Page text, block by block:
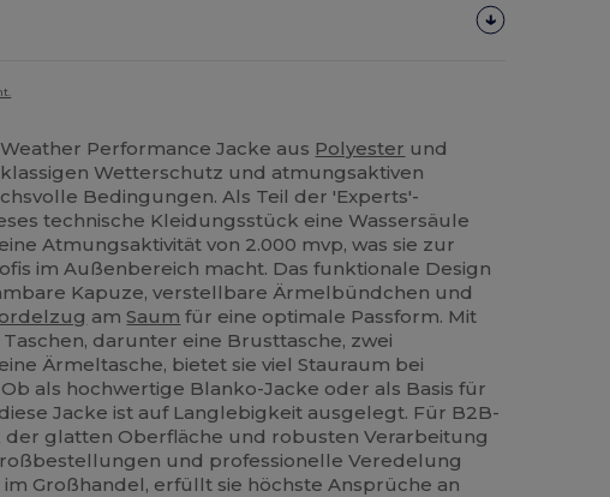
Performance Jacke aus Polyester und
Wetterschutz und atmungsaktiven
Bedingungen. Als Teil der 'Experts'-
technische Kleidungsstück eine Wassersäule
Atmungsaktivität von 2.000 mvp, was sie zur
im Außenbereich macht. Das funktionale Design
Kapuze, verstellbare Ärmelbündchen und
amSaum für eine optimale Passform. Mit
darunter eine Brusttasche, zwei
Ärmeltasche, bietet sie viel Stauraum bei
als hochwertige Blanko-Jacke oder als Basis für
Jacke ist auf Langlebigkeit ausgelegt. Für B2B-
der glatten Oberfläche und robusten Verarbeitung
und professionelle Veredelung
Großhandel, erfüllt sie höchste Ansprüche an